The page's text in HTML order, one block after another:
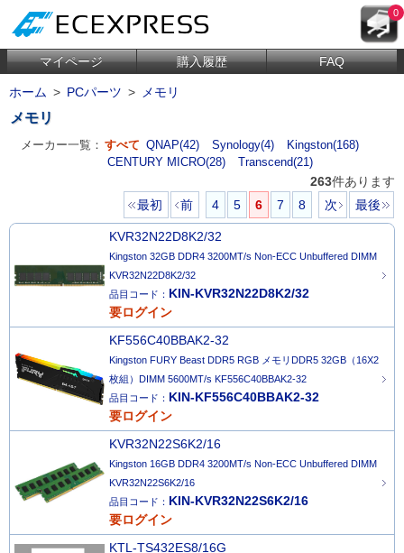
0
マイページ 購入履歴 FAQ
ホーム > PCパーツ > メモリ
メモリ
メーカー一覧： すべて QNAP(42) Synology(4)
Kingston(168)
CENTURY MICRO(28)
Transcend(21)
263件あります
最初
前 4 5 6 7 8 次 最後
KVR32N22D8K2/32
Kingston 32GB DDR4 3200MT/s Non-ECC Unbuffered DIMM
KVR32N22D8K2/32
品目コード： KIN-KVR32N22D8K2/32
要ログイン
KF556C40BBAK2-32
Kingston FURY Beast DDR5 RGB メモリDDR5 32GB（16X2
枚組）DIMM 5600MT/s KF556C40BBAK2-32
品目コード： KIN-KF556C40BBAK2-32
要ログイン
KVR32N22S6K2/16
Kingston 16GB DDR4 3200MT/s Non-ECC Unbuffered DIMM
KVR32N22S6K2/16
品目コード： KIN-KVR32N22S6K2/16
要ログイン
KTL-TS432ES8/16G